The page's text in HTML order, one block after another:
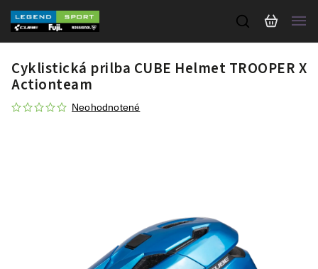
Cyklistická prilba CUBE Helmet TROOPER X
Actionteam
Neohodnotené